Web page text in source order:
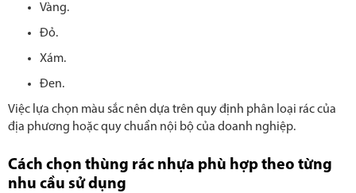
Vàng.
Đỏ.
Xám.
Đen.
Việc lựa chọn màu sắc nên dựa trên quy định phân loại rác của
địa phương hoặc quy chuẩn nội bộ của doanh nghiệp.
Cách chọn thùng rác nhựa phù hợp theo từng
nhu cầu sử dụng